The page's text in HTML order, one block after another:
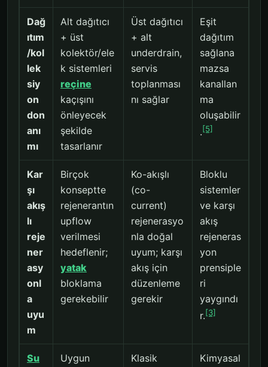
Dağ
ıtım
/kol
lek
siy
on
don
anı
mı
Alt dağıtıcı
+ üst
kolektör/ele
k sistemleri
reçine
kaçışını
önleyecek
şekilde
tasarlanır
Üst dağıtıcı
+ alt
underdrain,
servis
toplanması
nı sağlar
Eşit
dağıtım
sağlana
mazsa
kanallan
ma
oluşabilir
.[5]
Kar
şı
akış
lı
reje
ner
asy
onl
a
uyu
m
Birçok
konseptte
rejenerantın
upflow
verilmesi
hedeflenir;
yatak
bloklama
gerekebilir
Ko-akışlı
(co-
current)
rejenerasyo
nla doğal
uyum; karşı
akış için
düzenleme
gerekir
Bloklu
sistemler
ve karşı
akış
rejeneras
yon
prensiple
ri
yaygındı
r.[3]
Su Uygun Klasik Kimyasal